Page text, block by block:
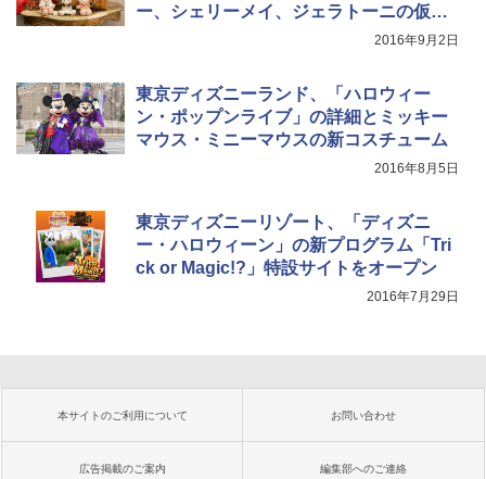
ー、シェリーメイ、ジェラトーニの仮装
2016年9月2日
東京ディズニーランド、「ハロウィー
ン・ポップンライブ」の詳細とミッキー
マウス・ミニーマウスの新コスチューム
2016年8月5日
東京ディズニーリゾート、「ディズニ
ー・ハロウィーン」の新プログラム「Tri
ck or Magic!?」特設サイトをオープン
2016年7月29日
本サイトのご利用について お問い合わせ
広告掲載のご案内 編集部へのご連絡